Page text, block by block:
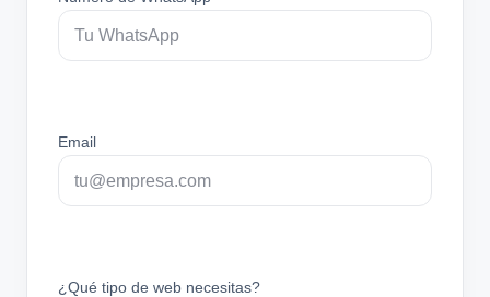
Email
¿Qué tipo de web necesitas?